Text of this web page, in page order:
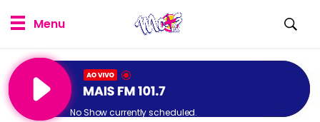
No Show currently scheduled.